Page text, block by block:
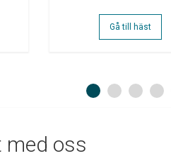
Gå till häst
med oss